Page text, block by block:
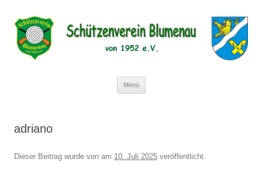
Schützenverein Blumenau von 1952
e.V.
Menü
adriano
Dieser Beitrag wurde von am 10. Juli 2025 veröffentlicht.